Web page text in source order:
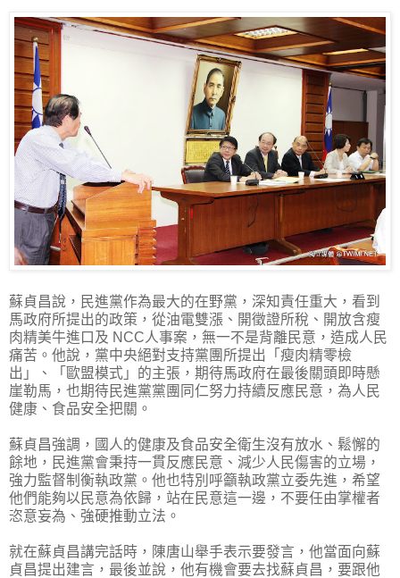
蘇貞昌說，民進黨作為最大的在野黨，深知責任重大，看到
馬政府所提出的政策，從油電雙漲、開徵證所稅、開放含瘦
肉精美牛進口及 NCC人事案，無一不是背離民意，造成人民
痛苦。他說，黨中央絕對支持黨團所提出「瘦肉精零檢
出」、「歐盟模式」的主張，期待馬政府在最後關頭即時懸
崖勒馬，也期待民進黨黨團同仁努力持續反應民意，為人民
健康、食品安全把關。
蘇貞昌強調，國人的健康及食品安全衛生沒有放水、鬆懈的
餘地，民進黨會秉持一貫反應民意、減少人民傷害的立場，
強力監督制衡執政黨。他也特別呼籲執政黨立委先進，希望
他們能夠以民意為依歸，站在民意這一邊，不要任由掌權者
恣意妄為、強硬推動立法。
就在蘇貞昌講完話時，陳唐山舉手表示要發言，他當面向蘇
貞昌提出建言，最後並說，他有機會要去找蘇貞昌，要跟他